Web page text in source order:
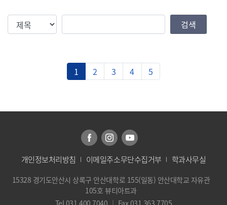
검색조건 검색값 검색
1 2 3 4 5
개인정보처리방침 이메일주소무단수집거부 학과사무실
15328 경기도안산시 상록구 안산대학로 155(일동) 안산대학교 자유관
105호 뷰티아트과